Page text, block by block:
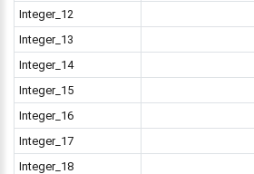
Integer_12
Integer_13
Integer_14
Integer_15
Integer_16
Integer_17
Integer_18